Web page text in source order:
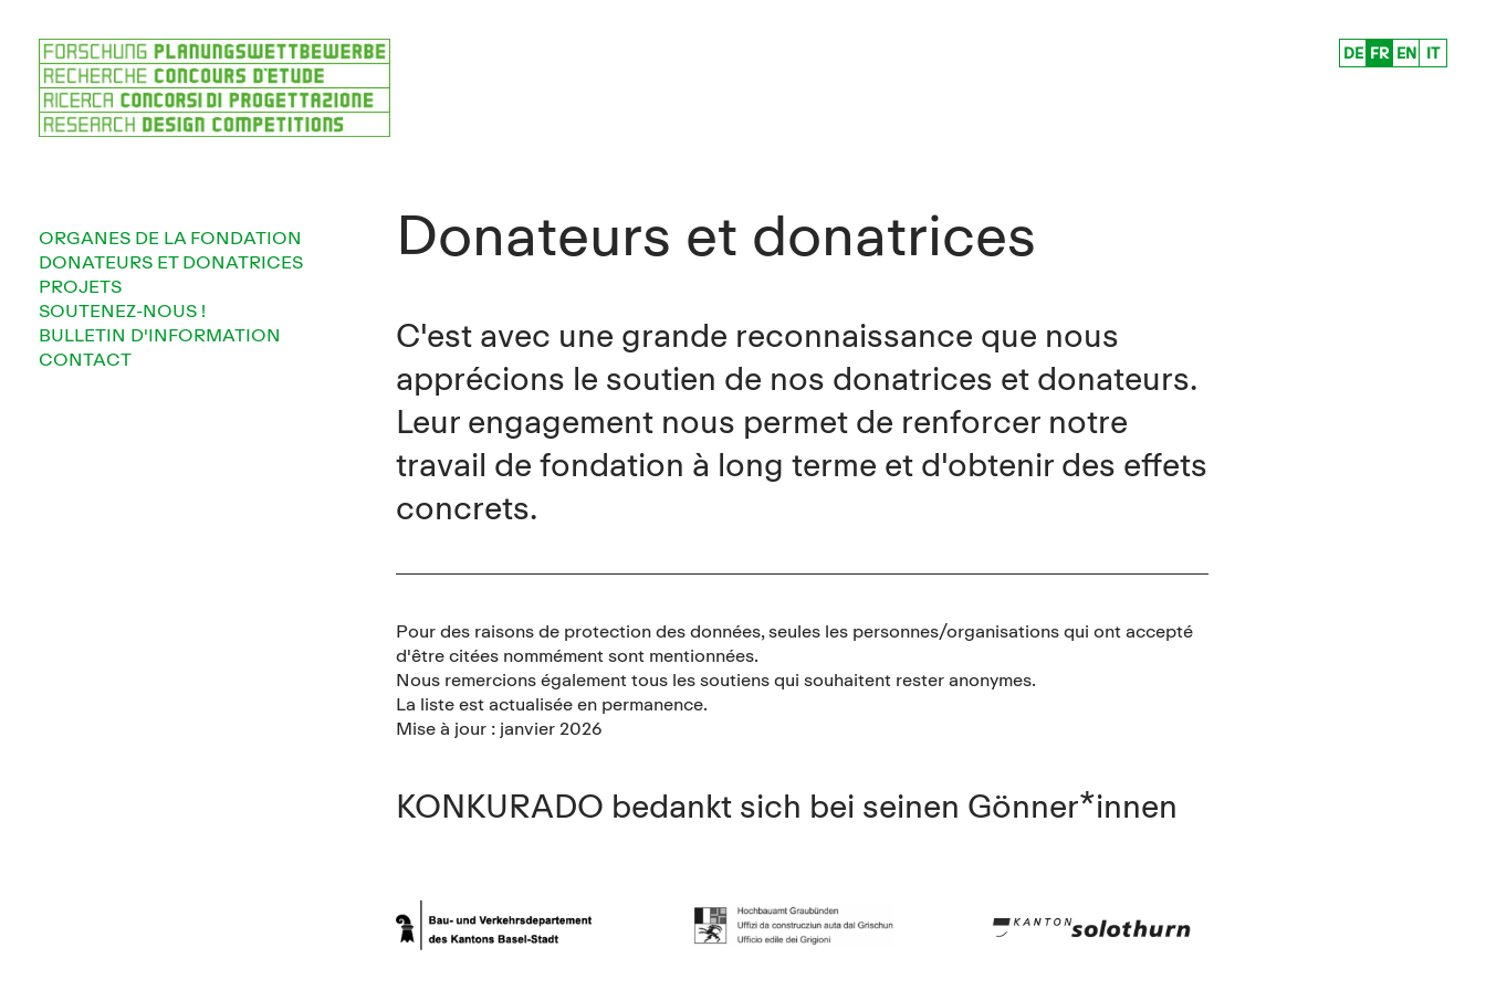
DE FR EN IT
ORGANES DE LA FONDATION
DONATEURS ET DONATRICES
PROJETS
SOUTENEZ-NOUS !
BULLETIN D'INFORMATION
CONTACT
Donateurs et donatrices
C'est avec une grande reconnaissance que nous
apprécions le soutien de nos donatrices et donateurs.
Leur engagement nous permet de renforcer notre
travail de fondation à long terme et d'obtenir des effets
concrets.
Pour des raisons de protection des données, seules les personnes/organisations qui ont accepté
d'être citées nommément sont mentionnées.
Nous remercions également tous les soutiens qui souhaitent rester anonymes.
La liste est actualisée en permanence.
Mise à jour : janvier 2026
KONKURADO bedankt sich bei seinen Gönner*innen